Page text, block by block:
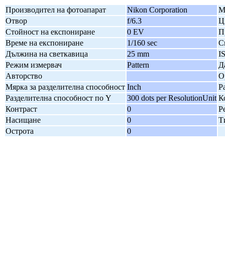
Производител на фотоапарат Nikon Corporation
Отвор
f/6.3
Стойност на експониране
0 EV
Време на експониране
1/160 sec
Дължина на светкавица
25 mm
Режим измервач
Pattern
Авторство
Мярка за разделителна способност Inch
Разделителна способност по Y
300 dots per ResolutionUnit
Контраст
0
Насищане
0
Острота
0